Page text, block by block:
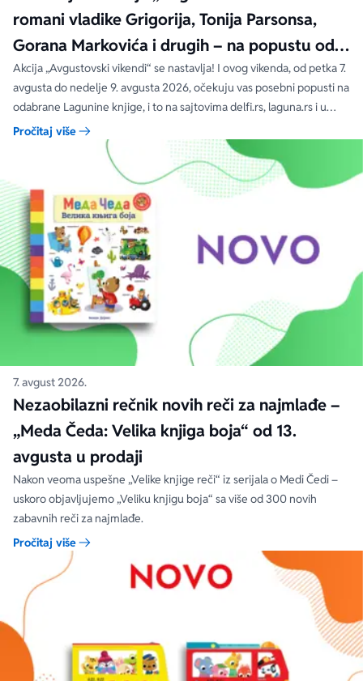
romani vladike Grigorija, Tonija Parsonsa,
Gorana Markovića i drugih – na popustu od
čak 40, 50 i 60%
Akcija „Avgustovski vikendi“ se nastavlja! I ovog vikenda, od petka 7.
avgusta do nedelje 9. avgusta 2026, očekuju vas posebni popusti na
odabrane Lagunine knjige, i to na sajtovima delfi.rs, laguna.rs i u
svim Delfi knjižarama.
Pročitaj više
7. avgust 2026.
Nezaobilazni rečnik novih reči za najmlađe –
„Meda Čeda: Velika knjiga boja“ od 13.
avgusta u prodaji
Nakon veoma uspešne „Velike knjige reči“ iz serijala o Medi Čedi –
uskoro objavljujemo „Veliku knjigu boja“ sa više od 300 novih
zabavnih reči za najmlađe.
Pročitaj više